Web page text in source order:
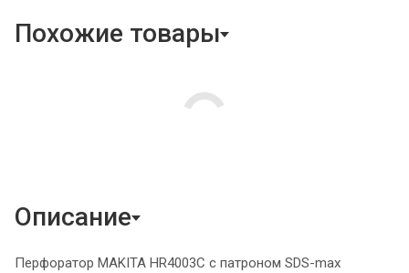
Похожие товары
Описание
Перфоратор MAKITA HR4003C с патроном SDS-max